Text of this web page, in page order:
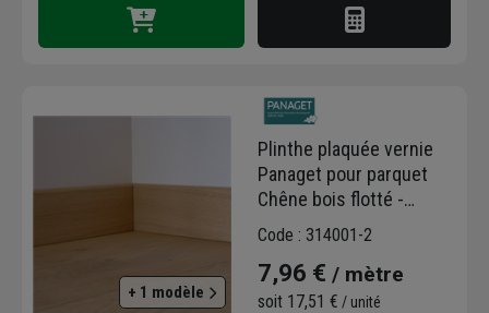
+ 1 modèle
Plinthe plaquée vernie
Panaget pour parquet
Chêne bois flotté -
format carré - 80,0 MM x
14,00 MM long. 2200,0
MM
Code : 314001-2
7,96 € / mètre
soit 17,51 € / unité